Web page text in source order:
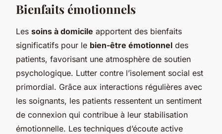
Bienfaits émotionnels
Les soins à domicile apportent des bienfaits
significatifs pour le bien-être émotionnel des
patients, favorisant une atmosphère de soutien
psychologique. Lutter contre l’isolement social est
primordial. Grâce aux interactions régulières avec
les soignants, les patients ressentent un sentiment
de connexion qui contribue à leur stabilisation
émotionnelle. Les techniques d’écoute active